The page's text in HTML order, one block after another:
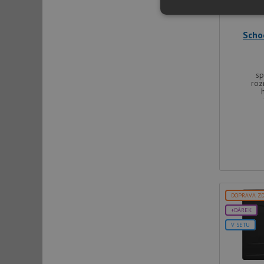
DOPRAVA
+DÁREK
V SETU
Nezbytně
Nezbytně nutné
AWSALBCORS